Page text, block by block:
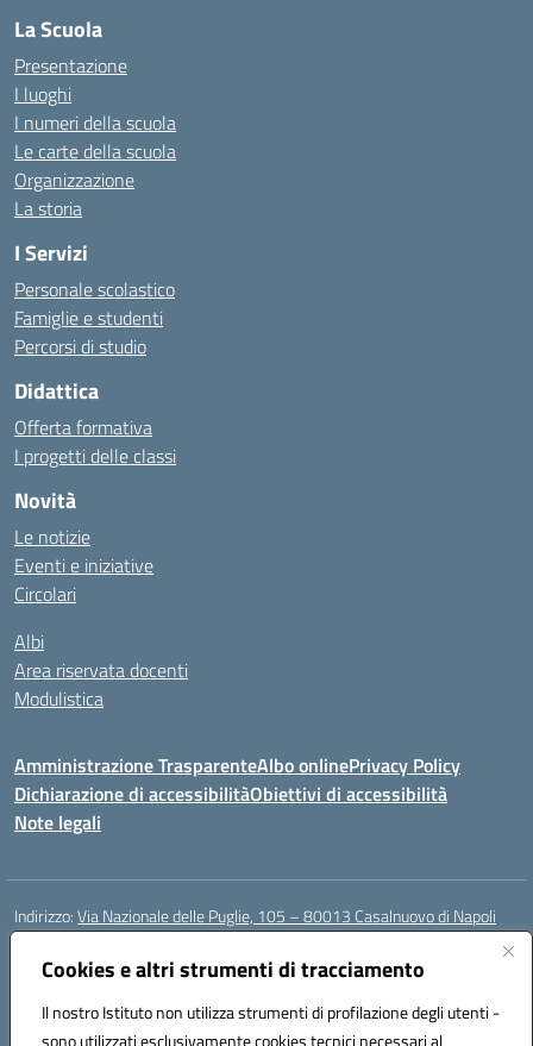
Cookies e altri strumenti di tracciamento
Il nostro Istituto non utilizza strumenti di profilazione degli utenti -
sono utilizzati esclusivamente cookies tecnici necessari al
La Scuola
Presentazione
I luoghi
I numeri della scuola
Le carte della scuola
Organizzazione
La storia
I Servizi
Personale scolastico
Famiglie e studenti
Percorsi di studio
Didattica
Offerta formativa
I progetti delle classi
Novità
Le notizie
Eventi e iniziative
Circolari
Albi
Area riservata docenti
Modulistica
Amministrazione TrasparenteAlbo onlinePrivacy Policy
Dichiarazione di accessibilitàObiettivi di accessibilità
Note legali
Indirizzo:Via Nazionale delle Puglie, 105 – 80013 Casalnuovo di Napoli
Centralino:
Email:naee32300a@istruzione.it
Codice fiscale: 93007720639